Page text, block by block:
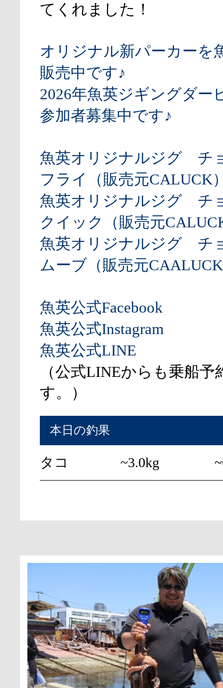
てくれました！
オリジナル新パーカーを
販売中です♪
2026年魚英ジギングダー
参加者募集中です♪
魚英オリジナルジグ チ
フライ（販売元CALUCK
魚英オリジナルジグ チ
クイック（販売元
魚英オリジナルジグ チ
ムーブ（販売元
魚英公式Facebook
魚英公式Instagram
魚英公式LINE
（公式LINEからも乗船予
す。）
本日の釣果
タコ ~3.0kg